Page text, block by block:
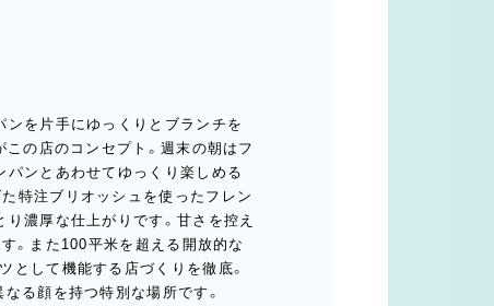
ンを片手にゆっくりとブランチを
の店のコンセプト。週末の朝はフ
パンとあわせてゆっくり楽しめる
特注ブリオッシュを使ったフレン
濃厚な仕上がりです。甘さを控え
。また100平米を超える開放的な
として機能する店づくりを徹底。
る顔を持つ特別な場所です。